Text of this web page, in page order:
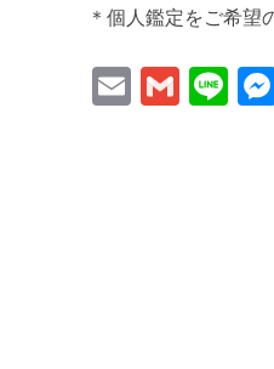
＊個人鑑定をご希望
Email